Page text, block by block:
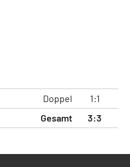
Doppel 1:1
Gesamt
3:3